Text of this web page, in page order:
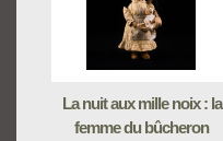
La nuit aux mille noix : la
femme du bûcheron